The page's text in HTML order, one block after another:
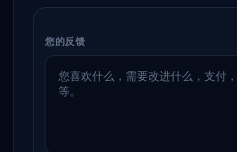
您的反馈